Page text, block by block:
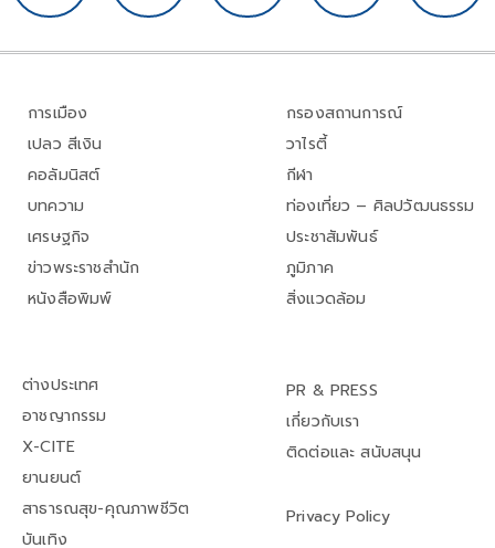
การเมือง
เปลว สีเงิน
คอลัมนิสต์
บทความ
เศรษฐกิจ
ข่าวพระราชสำนัก
หนังสือพิมพ์
กรองสถานการณ์
วาไรตี้
กีฬา
ท่องเที่ยว – ศิลปวัฒนธรรม
ประชาสัมพันธ์
ภูมิภาค
สิ่งแวดล้อม
ต่างประเทศ
อาชญากรรม
X-CITE
ยานยนต์
สาธารณสุข-คุณภาพชีวิต
บันเทิง
PR & PRESS
เกี่ยวกับเรา
ติดต่อและ สนับสนุน
Privacy Policy